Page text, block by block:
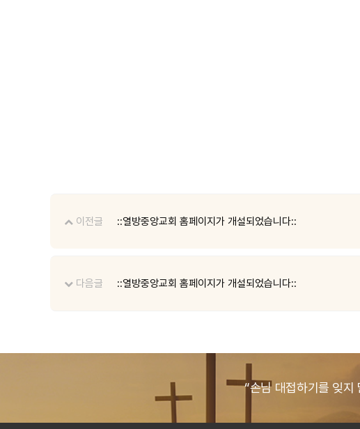
이전글 ::열방중앙교회 홈페이지가 개설되었습니다::
다음글 ::열방중앙교회 홈페이지가 개설되었습니다::
“손님 대접하기를 잊